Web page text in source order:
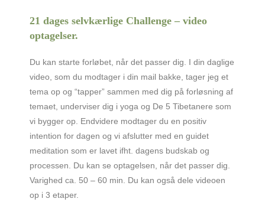
21 dages selvkærlige Challenge – video
optagelser.
Du kan starte forløbet, når det passer dig. I din daglige
video, som du modtager i din mail bakke, tager jeg et
tema op og “tapper” sammen med dig på forløsning af
temaet, underviser dig i yoga og De 5 Tibetanere som
vi bygger op. Endvidere modtager du en positiv
intention for dagen og vi afslutter med en guidet
meditation som er lavet ifht. dagens budskab og
processen. Du kan se optagelsen, når det passer dig.
Varighed ca. 50 – 60 min. Du kan også dele videoen
op i 3 etaper.